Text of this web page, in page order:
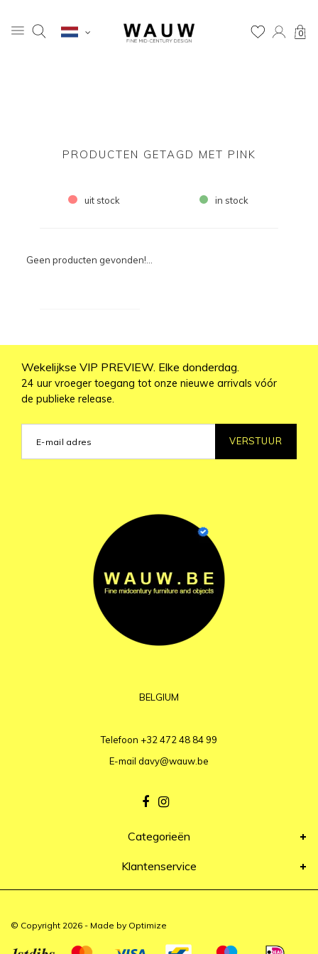
0
PRODUCTEN GETAGD MET PINK
uit stock in stock
Geen producten gevonden!...
Wekelijkse VIP PREVIEW. Elke donderdag.
24 uur vroeger toegang tot onze nieuwe arrivals vóór
de publieke release.
VERSTUUR
BELGIUM
Telefoon +32 472 48 84 99
E-mail davy@wauw.be
Categorieën
Klantenservice
© Copyright 2026 - Made by Optimize